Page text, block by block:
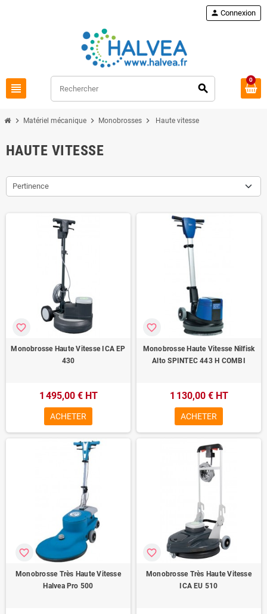
view_headline search
person Connexion
0
chevron_right Matériel mécanique chevron_right Monobrosses chevron_right Haute vitesse
HAUTE VITESSE
Pertinence
Monobrosse Haute Vitesse ICA EP
430
favorite_border
1 495,00 € HT
ACHETER
Monobrosse Haute Vitesse Nilfisk
Alto SPINTEC 443 H COMBI
favorite_border
1 130,00 € HT
ACHETER
Monobrosse Très Haute Vitesse
Halvea Pro 500
favorite_border
Monobrosse Très Haute Vitesse
ICA EU 510
favorite_border